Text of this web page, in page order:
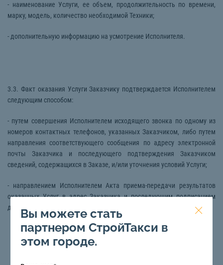
- наименование Услуги, ее объем, продолжительность по времени,
марку, модель, количество необходимой Техники;
- дополнительную информацию на усмотрение Исполнителя.
3.3. Факт оказания Услуги Заказчику подтверждается Исполнителем
следующим способом:
- путем совершения Исполнителем исходящего звонка по одному из
номеров контактных телефонов, указанных Заказчиком, либо путем
направления соответствующего сообщения по адресу электронной
почты Заказчика и последующего подтверждения Заказчиком
сведений, содержащихся в Заказе, и/или уточнения условий Услуги;
- направлением Исполнителем Акта приема-передачи результатов
оказанных Услуг в адрес Заказчика и последующим подписанием
данного Акта Заказчика.
Вы можете стать
партнером СтройТакси в
этом городе.